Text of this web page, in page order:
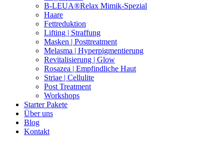
B-LEUA®Relax Mimik-Spezial
Haare
Fettreduktion
Lifting | Straffung
Masken | Posttreatment
Melasma | Hyperpigmentierung
Revitalisierung | Glow
Rosazea | Empfindliche Haut
Striae | Cellulite
Post Treatment
Workshops
Starter Pakete
Über uns
Blog
Kontakt